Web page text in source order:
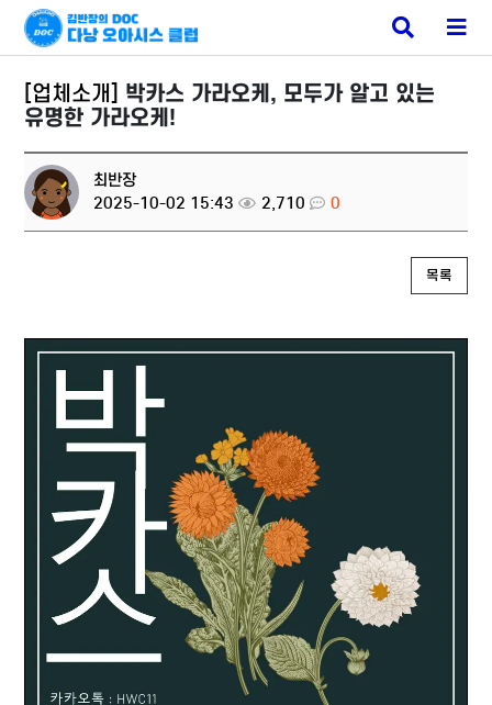
검
색
튼
메
뉴
베트남 유흥
[업체소개] 박카스 가라오케, 모두가 알고 있는
유명한 가라오케!
최반장
2025-10-02 15:43
2,710 0
목록